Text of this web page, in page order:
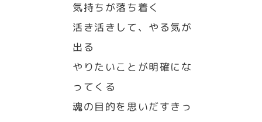
気持ちが落ち着く
活き活きして、やる気が
出る
やりたいことが明確にな
ってくる
魂の目的を思いだすきっ